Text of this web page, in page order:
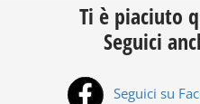
Ti è piaciuto
Seguici
Seguici su